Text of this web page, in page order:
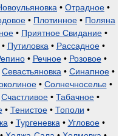
• Отрадное •
• Плотинное • Поляна
• Приятное Свидание •
Путиловка • Рассадное•
• Речное• Розовое•
Севастьяновка • Синапное •
• Солнечноселье•
Счастливое • Табачное •
• Тенистое• Тополи •
• Тургеневка • Угловое•